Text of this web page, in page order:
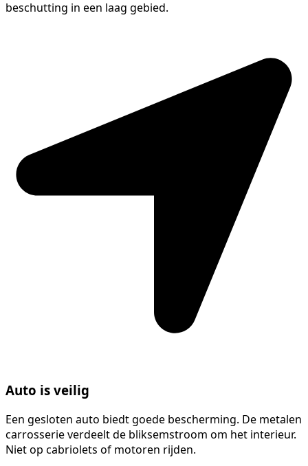
beschutting in een laag gebied.
Auto is veilig
Een gesloten auto biedt goede bescherming. De metalen
carrosserie verdeelt de bliksemstroom om het interieur.
Niet op cabriolets of motoren rijden.